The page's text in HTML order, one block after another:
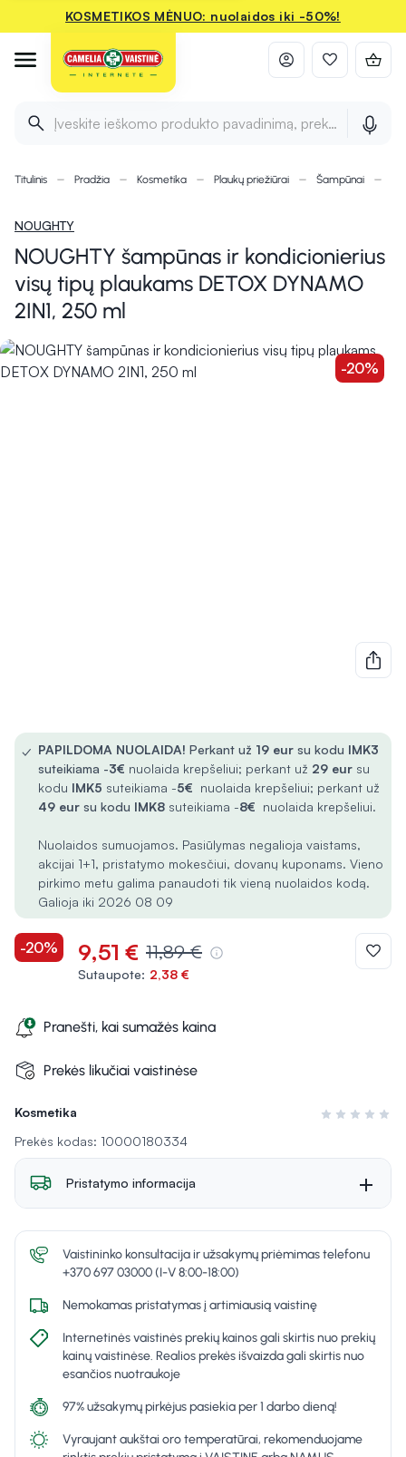
KOSMETIKOS MĖNUO: nuolaidos iki -50%!
Įveskite ieškomo produkto pavadinimą, prekės ženklą ir
Titulinis Pradžia Kosmetika Plaukų priežiūrai Šampūnai
NOUGHTY
NOUGHTY šampūnas ir kondicionierius
visų tipų plaukams DETOX DYNAMO
2IN1, 250 ml
-20%
Kosmetika
Įvertinimas 0
Prekės kodas: 10000180334
✓ PAPILDOMA NUOLAIDA! Perkant už 19 eur su kodu IMK3
suteikiama -3€ nuolaida krepšeliui; perkant už 29 eur su
kodu IMK5 suteikiama -5€ nuolaida krepšeliui; perkant už
49 eur su kodu IMK8 suteikiama -8€ nuolaida krepšeliui.
Nuolaidos sumuojamos. Pasiūlymas negalioja vaistams,
akcijai 1+1, pristatymo mokesčiui, dovanų kuponams. Vieno
pirkimo metu galima panaudoti tik vieną nuolaidos kodą.
Galioja iki 2026 08 09
-20% 9,51 € 11,89 €
Sutaupote: 2,38 €
Pranešti, kai sumažės kaina
Prekės likučiai vaistinėse
Pristatymo informacija
Vaistininko konsultacija ir užsakymų priėmimas telefonu
+370 697 03000 (I-V 8:00-18:00)
Nemokamas pristatymas į artimiausią vaistinę
Internetinės vaistinės prekių kainos gali skirtis nuo prekių
kainų vaistinėse. Realios prekės išvaizda gali skirtis nuo
esančios nuotraukoje
97% užsakymų pirkėjus pasiekia per 1 darbo dieną!
Vyraujant aukštai oro temperatūrai, rekomenduojame